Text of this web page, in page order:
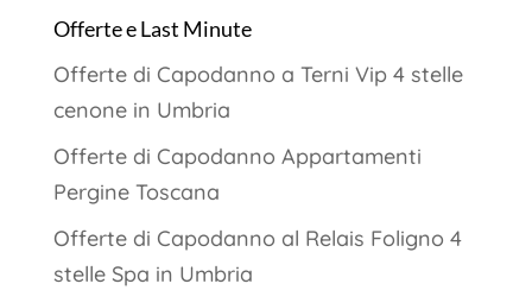
Offerte e Last Minute
Offerte di Capodanno a Terni Vip 4 stelle
cenone in Umbria
Offerte di Capodanno Appartamenti
Pergine Toscana
Offerte di Capodanno al Relais Foligno 4
stelle Spa in Umbria